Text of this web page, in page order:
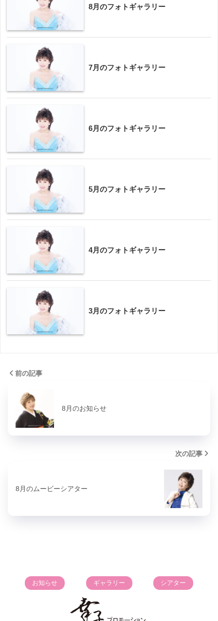
8月のフォトギャラリー
7月のフォトギャラリー
6月のフォトギャラリー
5月のフォトギャラリー
4月のフォトギャラリー
3月のフォトギャラリー
前の記事
8月のお知らせ
次の記事
8月のムービーシアター
お知らせ ギャラリー シアター